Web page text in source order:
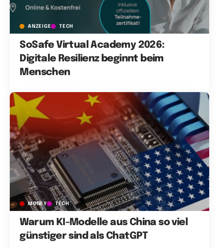
ANZEIGE TECH
SoSafe Virtual Academy 2026:
Digitale Resilienz beginnt beim
Menschen
MONEY TECH
Warum KI-Modelle aus China so viel
günstiger sind als ChatGPT